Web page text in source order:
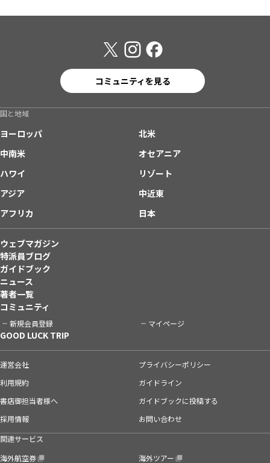
コミュニティを見る
国と地域
ヨーロッパ
北米
中南米
オセアニア
ハワイ
リゾート
アジア
中近東
アフリカ
日本
ウェブマガジン
特派員ブログ
ガイドブック
ニュース
著者一覧
コミュニティ
新規会員登録 マイページ
GOOD LUCK TRIP
運営会社
プライバシーポリシー
利用規約
ガイドライン
書店御担当者様へ
ガイドブックに投稿する
採用情報
お問い合わせ
関連サービス
海外航空券
海外ツアー